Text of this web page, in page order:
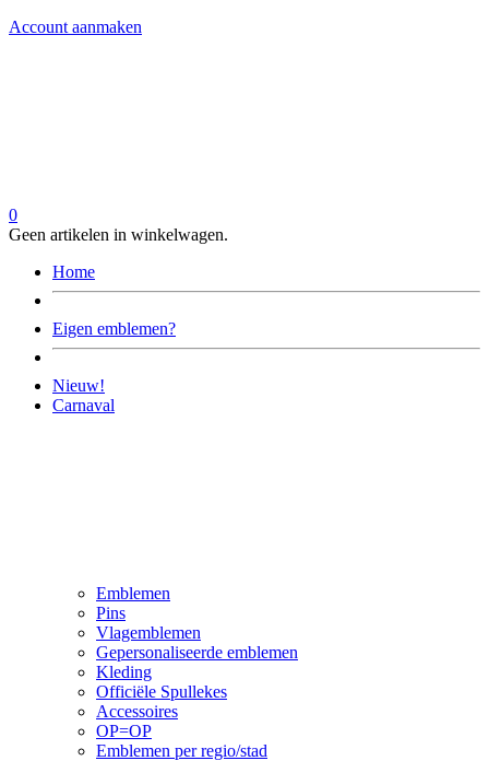
Account aanmaken
0
Geen artikelen in winkelwagen.
Home
Eigen emblemen?
Nieuw!
Carnaval
Emblemen
Pins
Vlagemblemen
Gepersonaliseerde emblemen
Kleding
Officiële Spullekes
Accessoires
OP=OP
Emblemen per regio/stad